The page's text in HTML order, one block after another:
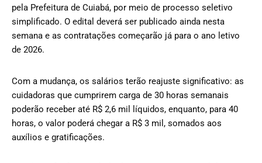
pela Prefeitura de Cuiabá, por meio de processo seletivo
simplificado. O edital deverá ser publicado ainda nesta
semana e as contratações começarão já para o ano letivo
de 2026.
Com a mudança, os salários terão reajuste significativo: as
cuidadoras que cumprirem carga de 30 horas semanais
poderão receber até R$ 2,6 mil líquidos, enquanto, para 40
horas, o valor poderá chegar a R$ 3 mil, somados aos
auxílios e gratificações.